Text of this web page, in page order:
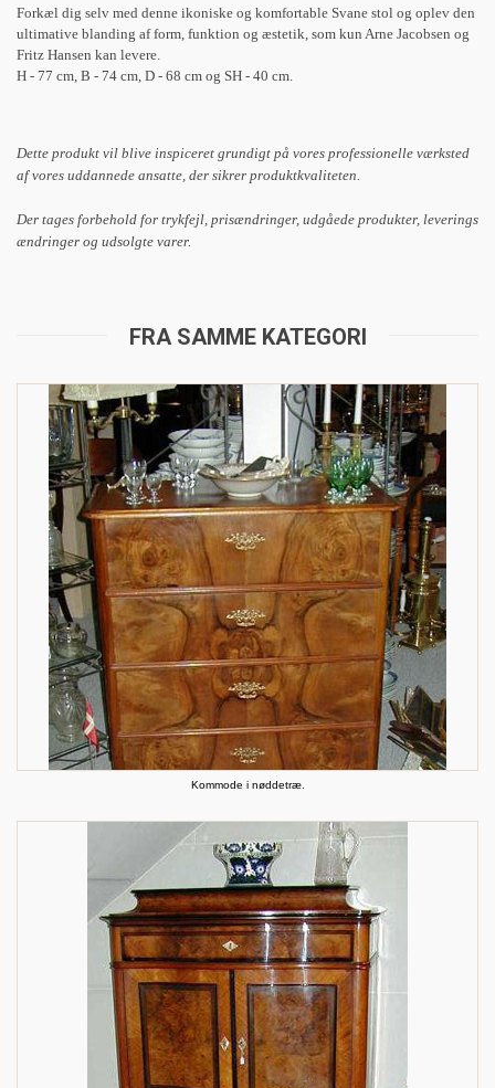
Forkæl dig selv med denne ikoniske og komfortable Svane stol og oplev den
ultimative blanding af form, funktion og æstetik, som kun Arne Jacobsen og
Fritz Hansen kan levere.
H - 77 cm, B - 74 cm, D - 68 cm og SH - 40 cm.
Dette produkt vil blive inspiceret grundigt på vores professionelle værksted
af vores uddannede ansatte, der sikrer produktkvaliteten.
Der tages forbehold for trykfejl, prisændringer, udgåede produkter, leverings
ændringer og udsolgte varer.
FRA SAMME KATEGORI
Kommode i nøddetræ.